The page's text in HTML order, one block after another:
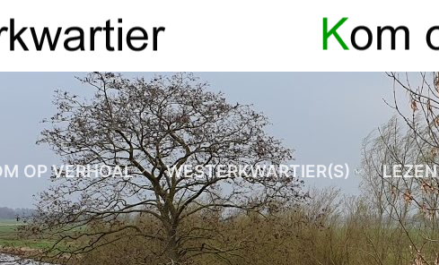
OP VERHOAL WESTERKWARTIER(S) LEZEN